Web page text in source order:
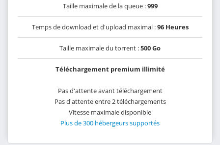
Taille maximale de la queue :999
Temps de download et d'upload maximal :96 Heures
Taille maximale du torrent :500 Go
Téléchargement premium illimité
Pas d'attente avant téléchargement
Pas d'attente entre 2 téléchargements
Vitesse maximale disponible
Plus de 300 hébergeurs supportés